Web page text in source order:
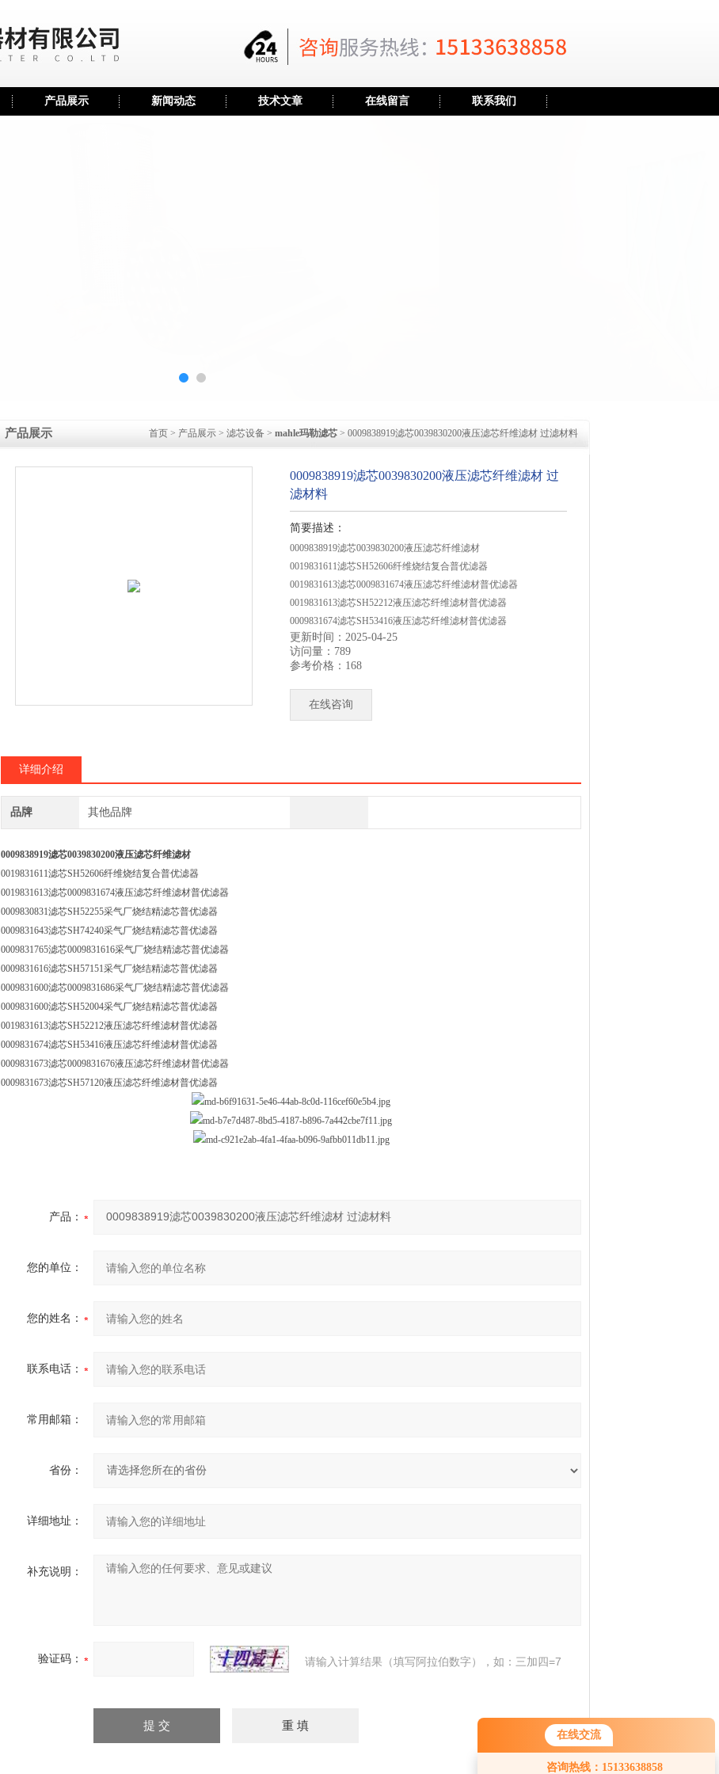
在线交流
咨询热线：15133638858
您好！欢迎前来咨询，很高兴为您
产品展示 新闻动态 技术文章 在线留言 联系我们
产品展示 首页 > 产品展示 > 滤芯设备 > mahle玛勒滤芯 > 0009838919滤芯0039830200液压滤芯纤维滤材 过滤材料
0009838919滤芯0039830200液压滤芯纤维滤材 过
滤材料
简要描述：
0009838919滤芯0039830200液压滤芯纤维滤材
0019831611滤芯SH52606纤维烧结复合普优滤器
0019831613滤芯0009831674液压滤芯纤维滤材普优滤器
0019831613滤芯SH52212液压滤芯纤维滤材普优滤器
0009831674滤芯SH53416液压滤芯纤维滤材普优滤器
0009831673滤芯0009831676液压滤芯纤维滤材普优滤器
更新时间：2025-04-25
访问量：789
参考价格：168
在线咨询
详细介绍
品牌 其他品牌
0009838919滤芯0039830200液压滤芯纤维滤材
0019831611滤芯SH52606纤维烧结复合普优滤器
0019831613滤芯0009831674液压滤芯纤维滤材普优滤器
0009830831滤芯SH52255采气厂烧结精滤芯普优滤器
0009831643滤芯SH74240采气厂烧结精滤芯普优滤器
0009831765滤芯0009831616采气厂烧结精滤芯普优滤器
0009831616滤芯SH57151采气厂烧结精滤芯普优滤器
0009831600滤芯0009831686采气厂烧结精滤芯普优滤器
0009831600滤芯SH52004采气厂烧结精滤芯普优滤器
0019831613滤芯SH52212液压滤芯纤维滤材普优滤器
0009831674滤芯SH53416液压滤芯纤维滤材普优滤器
0009831673滤芯0009831676液压滤芯纤维滤材普优滤器
0009831673滤芯SH57120液压滤芯纤维滤材普优滤器
产品：
您的单位：
您的姓名：
联系电话：
常用邮箱：
省份：
详细地址：
补充说明：
验证码： 请输入计算结果（填写阿拉伯数字），如：三加四=7